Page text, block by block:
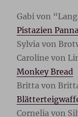
Gabi von
Pistazien
Sylvia von
Caroline von
Monkey Bread
Britta von
Cornelia von